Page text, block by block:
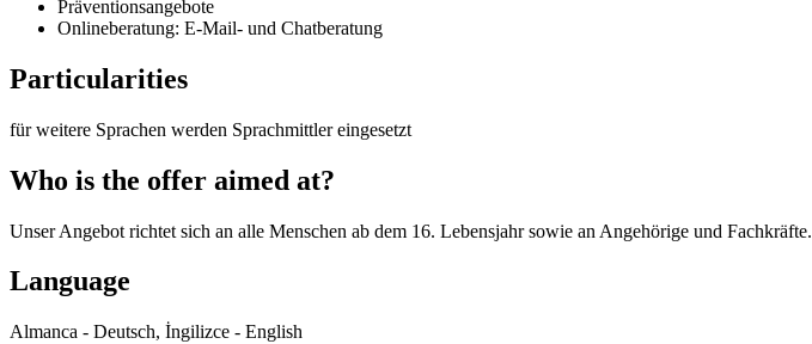
Präventionsangebote
Onlineberatung: E-Mail- und Chatberatung
Particularities
für weitere Sprachen werden Sprachmittler eingesetzt
Who is the offer aimed at?
Unser Angebot richtet sich an alle Menschen ab dem 16. Lebensjahr sowie an Angehörige und Fachkräfte.
Language
Almanca - Deutsch, İngilizce - English